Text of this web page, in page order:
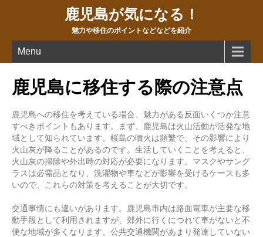
鹿児島が気になる！
魅力や移住のポイントなどなどを紹介
Menu
鹿児島に移住する際の注意点
鹿児島への移住を考えている場合、魅力がある反面いくつか注意
すべきポイントもあります。まず、鹿児島は火山活動が活発な地
域として知られています。桜島の噴火は頻繁で、その影響により
火山灰が降ることがあるのです。生活していくことを考えると、
火山灰の掃除や外出時の対応が必要になります。マスクやサング
ラスは必需品となり、洗濯物や車などが影響を受けるケースも多
いので、これらの対策を考えることが大切です。
交通事情にも違いがあります。鹿児島市内は路面電車が主要な移
動手段として利用されますが、郊外に行くにつれて車がないと不
便な地域が多くなります。公共交通機関があまり発達していない